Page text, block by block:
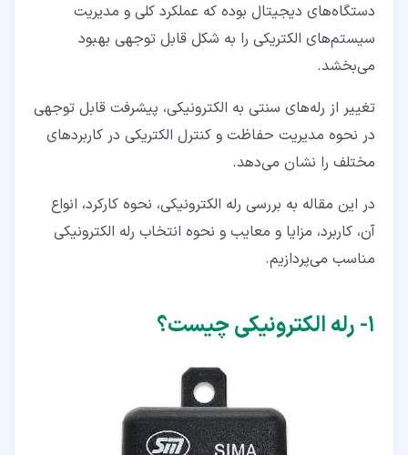
۳‏-‏۲‏- رله‌های هدایت‌ شده با نیرو
۳‏-‏۳‏- رله‌های فرکانس بالا و رله‌های فرکانس رادیویی
۳‏-‏۴‏- رله‌های قدرت
۳‏-‏۵‏- رله‌های رید
۳‏-‏۷‏- رله‌های رابط حالت جامد
۵‏- کاربردهای رله‌های الکترونیکی
دستگاه‌های دیجیتال بوده که عملکرد کلی و مدیریت
سیستم‌های الکتریکی را به شکل قابل توجهی بهبود
می‌بخشد.
تغییر از رله‌های سنتی به الکترونیکی، پیشرفت قابل توجهی
در نحوه مدیریت حفاظت و کنترل الکتریکی در کاربردهای
مختلف را نشان می‌دهد.
در این مقاله به بررسی رله الکترونیکی، نحوه کارکرد، انواع
آن، کاربرد، مزایا و معایب و نحوه انتخاب رله الکترونیکی
مناسب می‌پردازیم.
۱‏- رله الکترونیکی چیست؟